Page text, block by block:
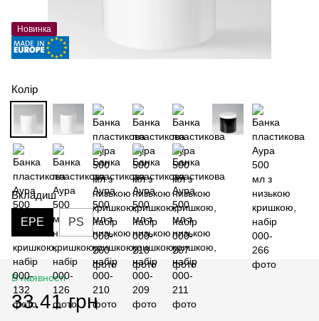
Новинка
Колір
Вкладиш
EPE PS
В наявності
33.41 грн